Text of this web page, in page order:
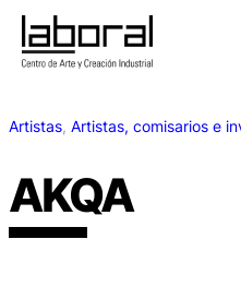
Artistas, Artistas, comisarios e
AKQA